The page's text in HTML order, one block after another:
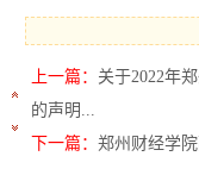
上一篇： 关于2022年
的声明...
下一篇： 郑州财经学